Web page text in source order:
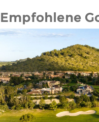
Empfohlene